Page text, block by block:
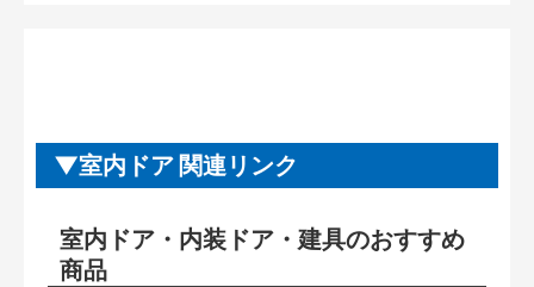
室内ドア 関連リンク
室内ドア・内装ドア・建具のおすすめ
商品